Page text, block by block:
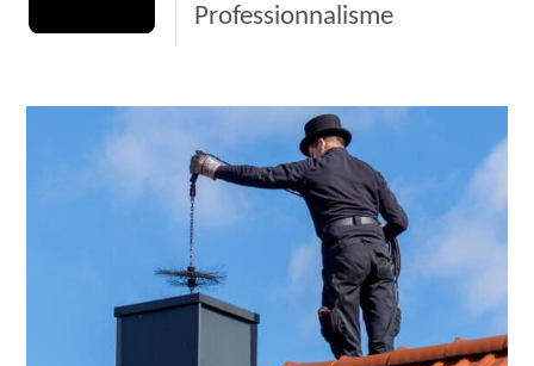
Professionnalisme